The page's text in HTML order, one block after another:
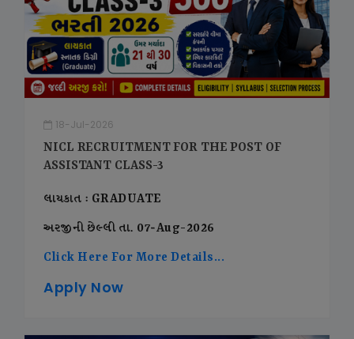
18-Jul-2026
NICL RECRUITMENT FOR THE POST OF
ASSISTANT CLASS-3
લાયકાત : GRADUATE
અરજીની છેલ્લી તા. 07-Aug-2026
Click Here For More Details...
Apply Now